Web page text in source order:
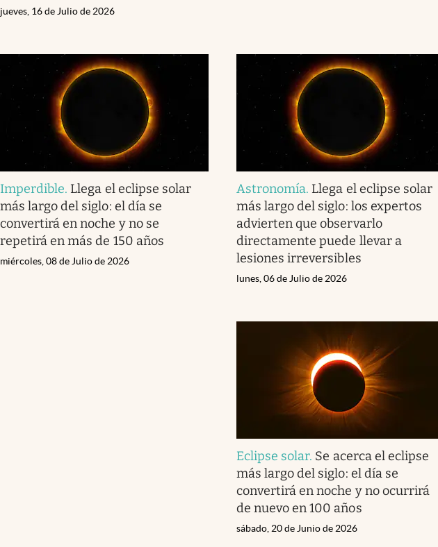
jueves, 16 de Julio de 2026
Imperdible. Llega el eclipse solar
más largo del siglo: el día se
convertirá en noche y no se
repetirá en más de 150 años
miércoles, 08 de Julio de 2026
Astronomía. Llega el eclipse solar
más largo del siglo: los expertos
advierten que observarlo
directamente puede llevar a
lesiones irreversibles
lunes, 06 de Julio de 2026
Eclipse solar. Se acerca el eclipse
más largo del siglo: el día se
convertirá en noche y no ocurrirá
de nuevo en 100 años
sábado, 20 de Junio de 2026